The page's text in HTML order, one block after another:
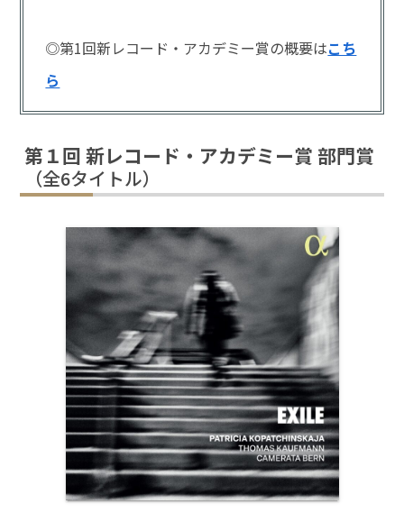
◎第1回新レコード・アカデミー賞の概要はこち
ら
第１回 新レコード・アカデミー賞 部門賞
（全6タイトル）